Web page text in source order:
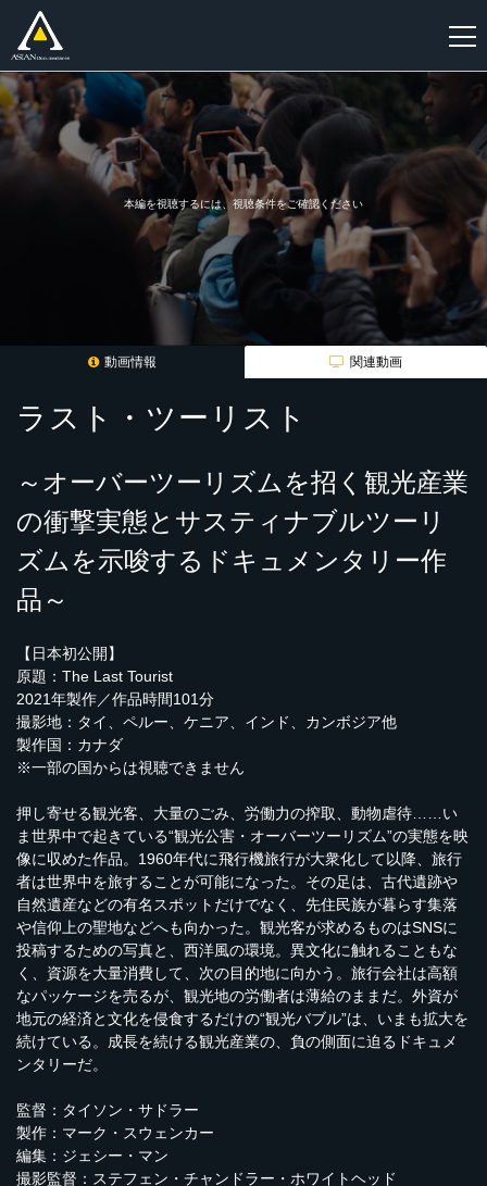
規
登
本編を視聴するには、視聴条件をご確認ください
動画情報 関連動画
ラスト・ツーリスト
～オーバーツーリズムを招く観光産業
の衝撃実態とサスティナブルツーリ
ズムを示唆するドキュメンタリー作
品～
【日本初公開】
原題：The Last Tourist
2021年製作／作品時間101分
撮影地：タイ、ペルー、ケニア、インド、カンボジア他
製作国：カナダ
※一部の国からは視聴できません
押し寄せる観光客、大量のごみ、労働力の搾取、動物虐待……い
ま世界中で起きている“観光公害・オーバーツーリズム”の実態を映
像に収めた作品。1960年代に飛行機旅行が大衆化して以降、旅行
者は世界中を旅することが可能になった。その足は、古代遺跡や
自然遺産などの有名スポットだけでなく、先住民族が暮らす集落
や信仰上の聖地などへも向かった。観光客が求めるものはSNSに
投稿するための写真と、西洋風の環境。異文化に触れることもな
く、資源を大量消費して、次の目的地に向かう。旅行会社は高額
なパッケージを売るが、観光地の労働者は薄給のままだ。外資が
地元の経済と文化を侵食するだけの“観光バブル”は、いまも拡大を
続けている。成長を続ける観光産業の、負の側面に迫るドキュメ
ンタリーだ。
監督：タイソン・サドラー
製作：マーク・スウェンカー
編集：ジェシー・マン
撮影監督：ステフェン・チャンドラー・ホワイトヘッド